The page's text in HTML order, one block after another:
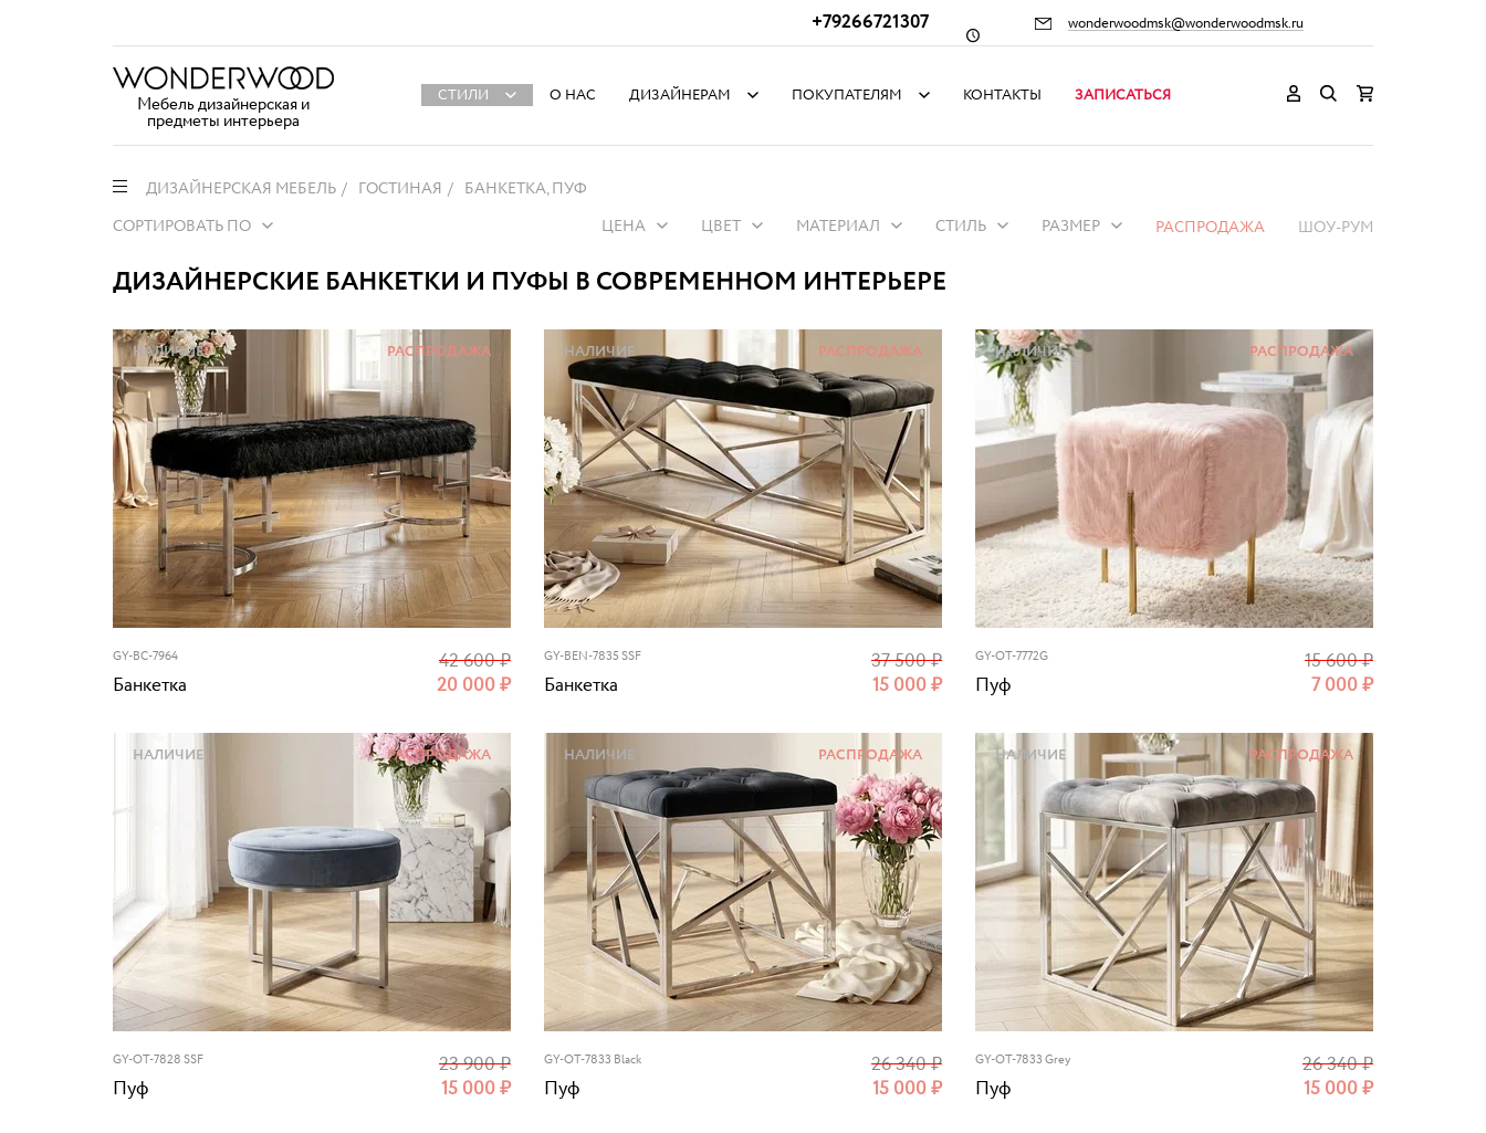
+79266721307 wonderwoodmsk@wonderwoodmsk.ru
Мебель дизайнерская и
предметы интерьера
СТИЛИ О НАС ДИЗАЙНЕРАМ ПОКУПАТЕЛЯМ КОНТАКТЫ ЗАПИСАТЬСЯ
ДИЗАЙНЕРСКАЯ МЕБЕЛЬ ГОСТИНАЯ
БАНКЕТКА, ПУФ
СОРТИРОВАТЬ ПО
ЦЕНА ЦВЕТ МАТЕРИАЛ СТИЛЬ РАЗМЕР РАСПРОДАЖА ШОУ-РУМ
ДИЗАЙНЕРСКИЕ БАНКЕТКИ И ПУФЫ В СОВРЕМЕННОМ ИНТЕРЬЕРЕ
GY-BC-7964
Банкетка 20 000₽
42 600₽
РАСПРОДАЖА
НАЛИЧИЕ
GY-BEN-7835 SSF
Банкетка 15 000₽
37 500₽
РАСПРОДАЖА
НАЛИЧИЕ
GY-OT-7772G
Пуф 7 000₽
15 600₽
РАСПРОДАЖА
НАЛИЧИЕ
GY-OT-7828 SSF
Пуф 15 000₽
23 900₽
РАСПРОДАЖА
НАЛИЧИЕ
GY-OT-7833 Black
Пуф 15 000₽
26 340₽
РАСПРОДАЖА
НАЛИЧИЕ
GY-OT-7833 Grey
Пуф 15 000₽
26 340₽
РАСПРОДАЖА
НАЛИЧИЕ